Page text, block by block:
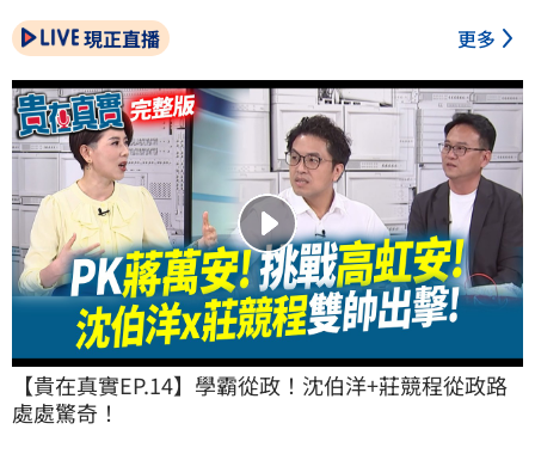
現正直播 更多
【貴在真實EP.14】學霸從政！沈伯洋+莊競程從政路
處處驚奇！